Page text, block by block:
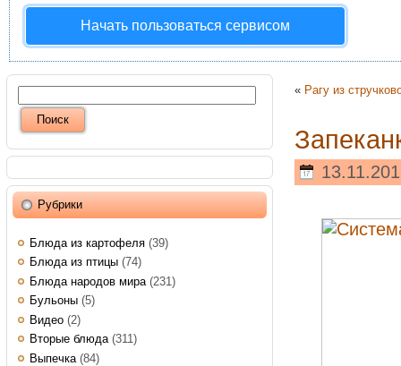
Начать пользоваться сервисом
Рубрики
Блюда из картофеля (39)
Блюда из птицы (74)
Блюда народов мира (231)
Бульоны (5)
Видео (2)
Вторые блюда(311)
Выпечка (84)
« Рагу из